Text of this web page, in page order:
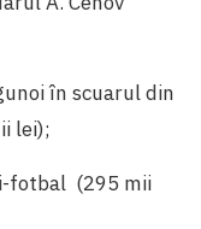
în scuarul din
lei);
fotbal (295 mii